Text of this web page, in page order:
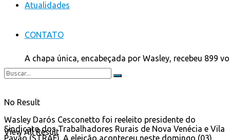
Atualidades
CONTATO
No Result
View All Result
A chapa única, encabeçada por Wasley, recebeu 899
Wasley Darós Cesconetto foi reeleito presidente do
Sindicato dos Trabalhadores Rurais de Nova Venécia e Vila
Pavão (STRAF). A eleição aconteceu neste domingo (03),